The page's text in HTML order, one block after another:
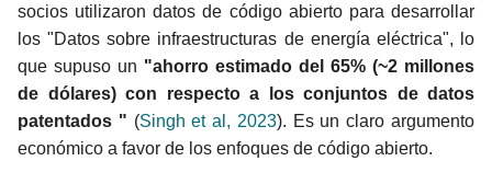
socios utilizaron datos de código abierto para desarrollar
los "Datos sobre infraestructuras de energía eléctrica", lo
que supuso un "ahorro estimado del 65% (~2 millones
de dólares) con respecto a los conjuntos de datos
patentados " (Singh et al, 2023). Es un claro argumento
económico a favor de los enfoques de código abierto.